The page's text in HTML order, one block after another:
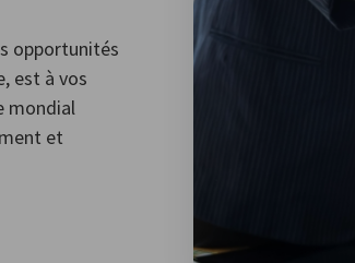
opportunités
est à vos
mondial
et